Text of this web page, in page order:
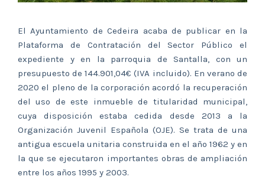
El Ayuntamiento de Cedeira acaba de publicar en la
Plataforma de Contratación del Sector Público el
expediente y en la parroquia de Santalla, con un
presupuesto de 144.901,04€ (IVA incluido). En verano de
2020 el pleno de la corporación acordó la recuperación
del uso de este inmueble de titularidad municipal,
cuya disposición estaba cedida desde 2013 a la
Organización Juvenil Española (OJE). Se trata de una
antigua escuela unitaria construida en el año 1962 y en
la que se ejecutaron importantes obras de ampliación
entre los años 1995 y 2003.